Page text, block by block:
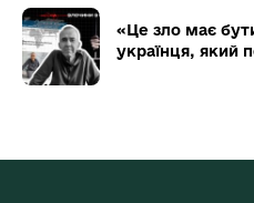
«Це зло має
українця, який